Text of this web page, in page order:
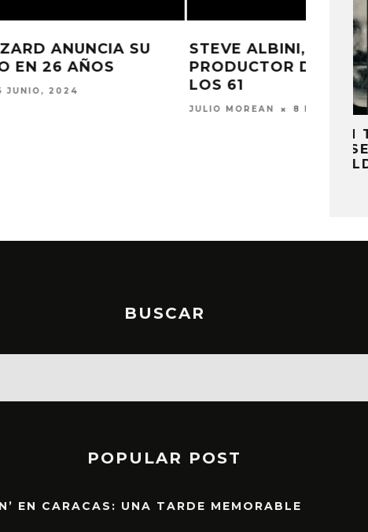
STEVE ALBINI, ICÓNICO
PRODUCTOR DE ROCK, FALLECE A
LOS 61
8 MAYO, 2024
BUSCAR
POPULAR POST
EN CARACAS: UNA TARDE MEMORABLE